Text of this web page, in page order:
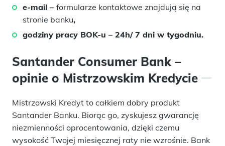
e-mail – formularze kontaktowe znajdują się na
stronie banku,
godziny pracy BOK-u – 24h/ 7 dni w tygodniu.
Santander Consumer Bank –
opinie o Mistrzowskim Kredycie
Mistrzowski Kredyt to całkiem dobry produkt
Santander Banku. Biorąc go, zyskujesz gwarancję
niezmienności oprocentowania, dzięki czemu
wysokość Twojej miesięcznej raty nie wzrośnie. Bank